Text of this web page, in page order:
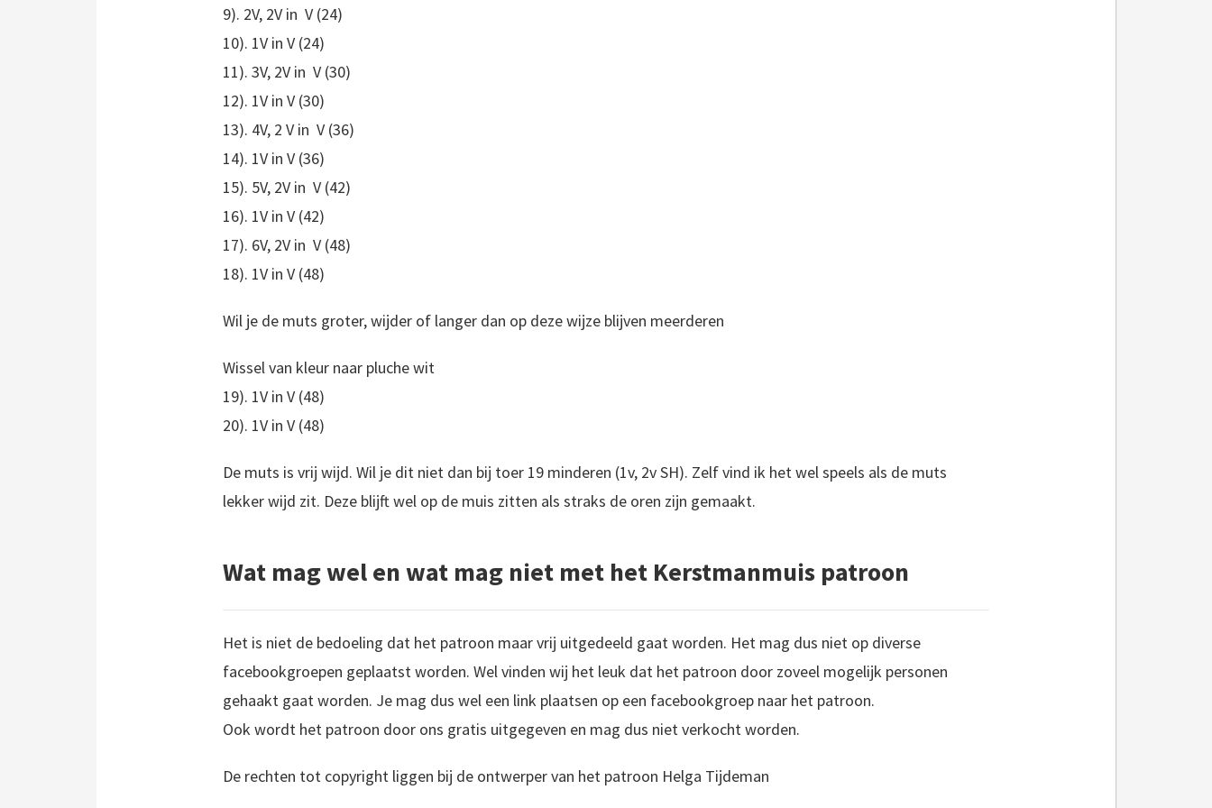
9). 2V, 2V in V (24)
10). 1V in V (24)
11). 3V, 2V in V (30)
12). 1V in V (30)
13). 4V, 2 V in V (36)
14). 1V in V (36)
15). 5V, 2V in V (42)
16). 1V in V (42)
17). 6V, 2V in V (48)
18). 1V in V (48)
Wil je de muts groter, wijder of langer dan op deze wijze blijven meerderen
Wissel van kleur naar pluche wit
19). 1V in V (48)
20). 1V in V (48)
De muts is vrij wijd. Wil je dit niet dan bij toer 19 minderen (1v, 2v SH). Zelf vind ik het wel speels als de muts
lekker wijd zit. Deze blijft wel op de muis zitten als straks de oren zijn gemaakt.
Wat mag wel en wat mag niet met het Kerstmanmuis patroon
Het is niet de bedoeling dat het patroon maar vrij uitgedeeld gaat worden. Het mag dus niet op diverse
facebookgroepen geplaatst worden. Wel vinden wij het leuk dat het patroon door zoveel mogelijk personen
gehaakt gaat worden. Je mag dus wel een link plaatsen op een facebookgroep naar het patroon.
Ook wordt het patroon door ons gratis uitgegeven en mag dus niet verkocht worden.
De rechten tot copyright liggen bij de ontwerper van het patroon Helga Tijdeman